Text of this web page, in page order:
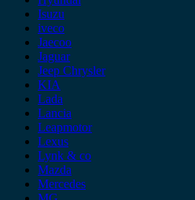
Isuzu
iveco
Jaecoo
Jaguar
Jeep Chrysler
KIA
Lada
Lancia
Leapmotor
Lexus
Lynk & co
Mazda
Mercedes